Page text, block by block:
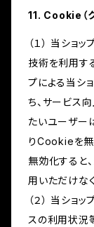
11. Cookie（
（１） 当ショ
技術を利用す
プによる当シ
ち、サービス
たいユーザー
りCookieを無
無効化すると
用いただけな
（２） 当ショ
スの利用状況